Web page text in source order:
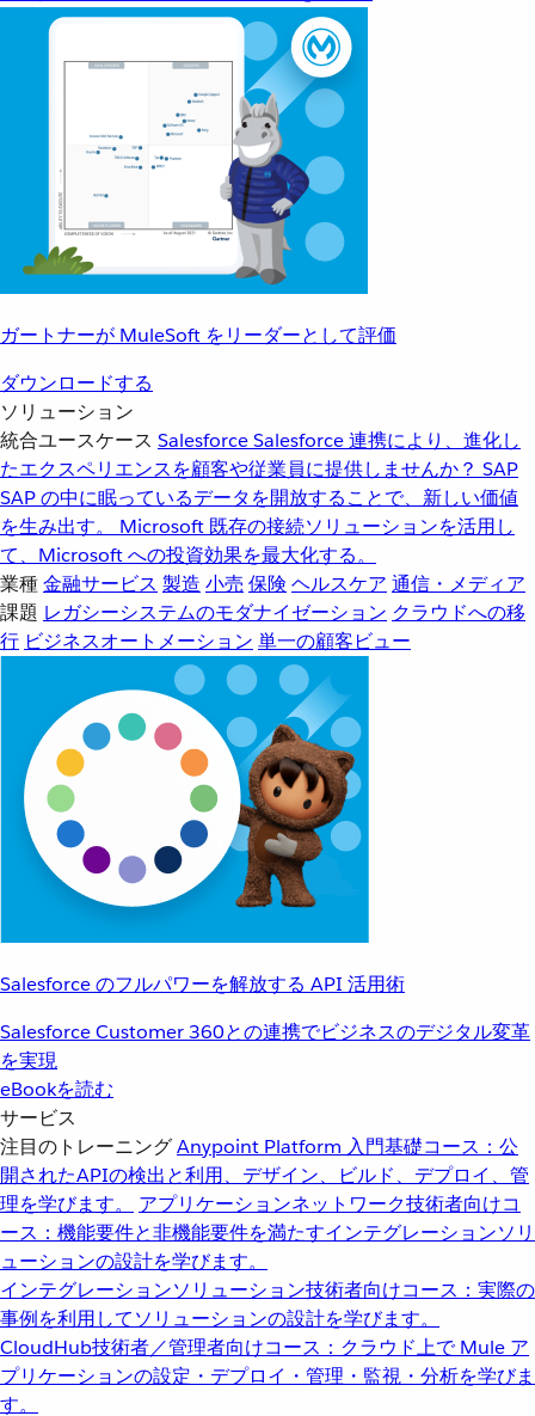
ガートナーが MuleSoft をリーダーとして評価
ダウンロードする
ソリューション
統合ユースケース SalesforceSalesforce 連携により、進化し
たエクスペリエンスを顧客や従業員に提供しませんか？ SAP
SAP の中に眠っているデータを開放することで、新しい価値
を生み出す。
Microsoft 既存の接続ソリューションを活用し
て、Microsoft への投資効果を最大化する。
業種金融サービス 製造 小売 保険 ヘルスケア 通信・メディア
課題 レガシーシステムのモダナイゼーション クラウドへの移
行 ビジネスオートメーション 単一の顧客ビュー
Salesforce のフルパワーを解放する API 活用術
Salesforce Customer 360との連携でビジネスのデジタル変革
を実現
eBookを読む
サービス
注目のトレーニングAnypoint Platform 入門基礎コース：公
開されたAPIの検出と利用、デザイン、ビルド、デプロイ、管
理を学びます。
アプリケーションネットワーク技術者向けコ
ース：機能要件と非機能要件を満たすインテグレーションソリ
ューションの設計を学びます。
インテグレーションソリューション技術者向けコース：実際の
事例を利用してソリューションの設計を学びます。
CloudHub技術者／管理者向けコース：クラウド上で Mule ア
プリケーションの設定・デプロイ・管理・監視・分析を学びま
す。